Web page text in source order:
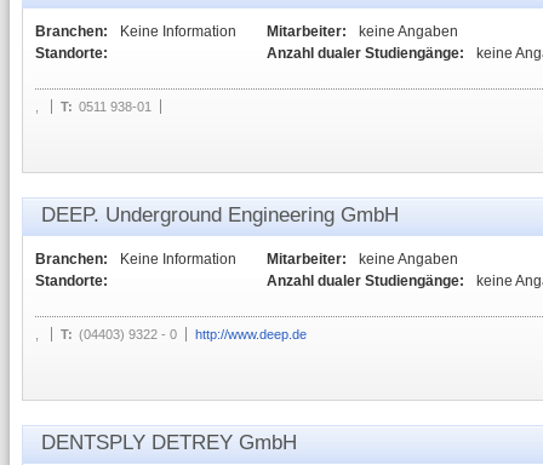
Branchen:
Keine Information
Standorte:
Mitarbeiter:
keine Angaben
Anzahl dualer Studiengänge:
keine
T: 0511 938-01
DEEP. Underground Engineering GmbH
Branchen:
Keine Information
Standorte:
Mitarbeiter:
keine Angaben
Anzahl dualer Studiengänge:
keine
T: (04403) 9322 - 0 http://www.deep.de
DENTSPLY DETREY GmbH